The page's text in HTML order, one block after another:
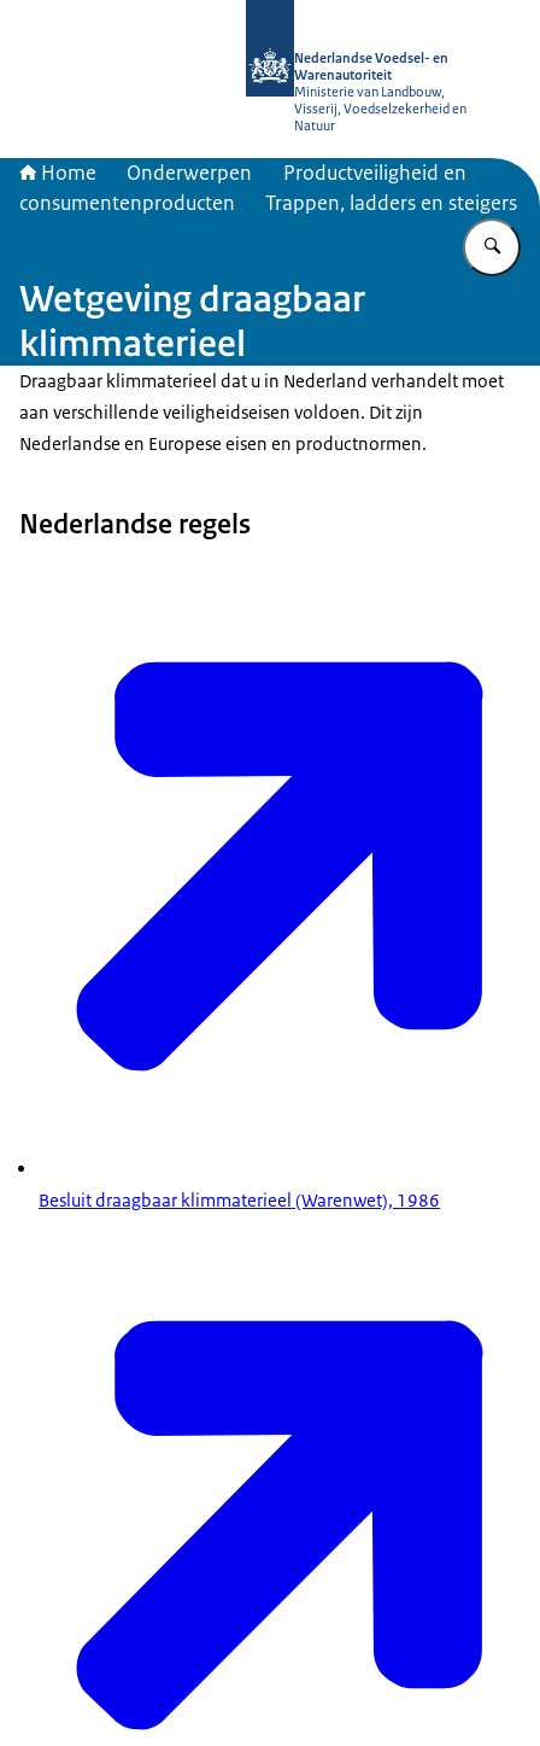
Nederlandse Voedsel- en
Warenautoriteit
Ministerie van Landbouw,
Visserij, Voedselzekerheid en
Natuur
Home Onderwerpen
Productveiligheid en
consumentenproducten
Trappen, ladders en steigers
Wetgeving draagbaar
klimmaterieel
Draagbaar klimmaterieel dat u in Nederland verhandelt moet
aan verschillende veiligheidseisen voldoen. Dit zijn
Nederlandse en Europese eisen en productnormen.
Nederlandse regels
Besluit draagbaar klimmaterieel (Warenwet), 1986